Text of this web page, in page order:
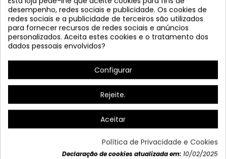
Dados do produto
desempenho, redes sociais e publicidade. Os cookies de
redes sociais e a publicidade de terceiros são utilizados
para fornecer recursos de redes sociais e anúncios
personalizados. Aceita estes cookies e o tratamento dos
dados pessoais envolvidos?
Configurar
Rejeite.
Aceitar
Política de Privacidade e Cookies
Declaração de cookies atualizada em: 10/02/2025